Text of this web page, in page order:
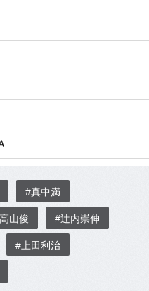
#真中満
山俊 #辻内崇伸
#上田利治